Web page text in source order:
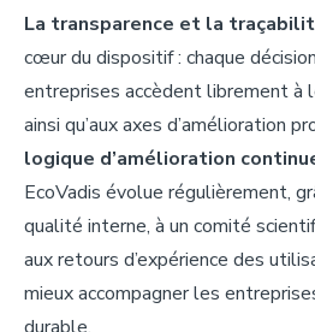
La transparence et la
cœur du dispositif : chaque
entreprises accèdent librement à
ainsi qu’aux axes d’amélioration
logique d’amélioration
EcoVadis évolue régulièrement,
qualité interne, à un comité
aux retours d’expérience des
mieux accompagner les